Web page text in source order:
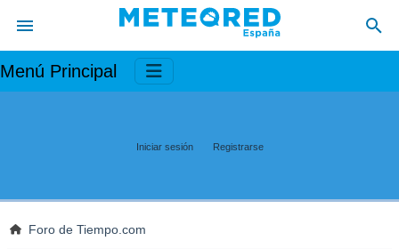
Menú Principal
Iniciar sesión Registrarse
Foro de Tiempo.com